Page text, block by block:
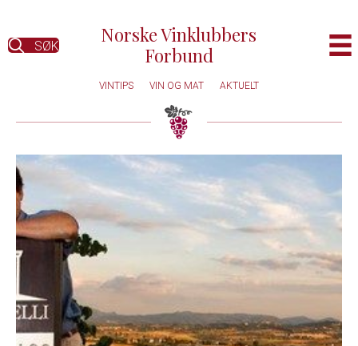
SØK
Norske Vinklubbers
Forbund
VINTIPS VIN OG MAT AKTUELT